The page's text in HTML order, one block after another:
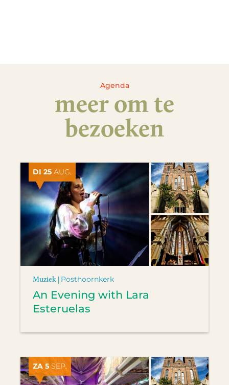
Agenda
meer om te
bezoeken
DI 25 AUG.
Muziek | Posthoornkerk
An Evening with Lara
Esteruelas
ZA 5 SEP.